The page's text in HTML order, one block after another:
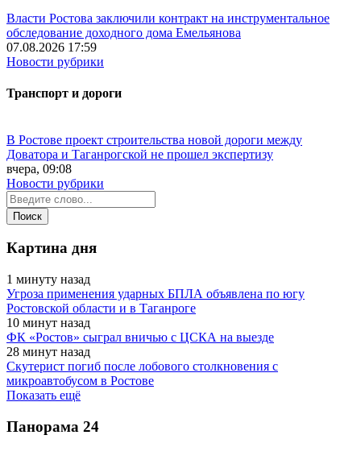
Власти Ростова заключили контракт на инструментальное
обследование доходного дома Емельянова
07.08.2026 17:59
Новости рубрики
Транспорт и дороги
В Ростове проект строительства новой дороги между
Доватора и Таганрогской не прошел экспертизу
вчера, 09:08
Новости рубрики
Картина дня
1 минуту назад
Угроза применения ударных БПЛА объявлена по югу
Ростовской области и в Таганроге
10 минут назад
ФК «Ростов» сыграл вничью с ЦСКА на выезде
28 минут назад
Скутерист погиб после лобового столкновения с
микроавтобусом в Ростове
Показать ещё
Панорама 24